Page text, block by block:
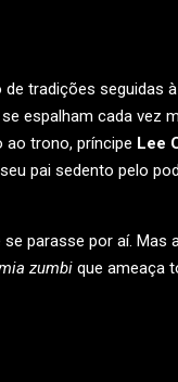
de tradições seguidas
espalham cada vez
ao trono, príncipe Lee
pai sedento pelo
parasse por aí. Mas
zumbi que ameaça